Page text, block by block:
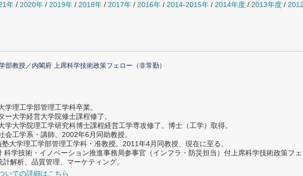
年 / 2020年 / 2019年 / 2018年 / 2017年 / 2016年 / 2014-2015年 / 2014年度 / 2013年度 /
部教授／内閣府 上席科学技術政策フェロー（非常勤）
学理工学部管理工学科卒業。
ー大学経営大学院修士課程修了。
学大学院理工学研究科博士課程経営工学専攻修了。博士（工学）取得。
会工学系・講師。2002年6月同助教授。
大学理工学部管理工学科・准教授。2011年4月同教授、現在に至る。
科学技術・イノベーション推進事務局参事官（インフラ・防災担当）付上席科学技術政策フェ
解析、品質管理、マーケティング。
いての詳細はこちら